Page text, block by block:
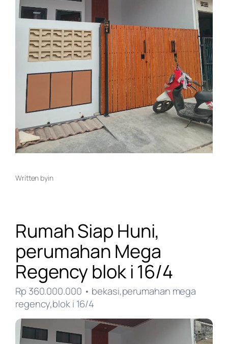
Written byin
Rumah Siap Huni,
perumahan Mega
Regency blok i 16/4
Rp 360.000.000 • bekasi,perumahan mega
regency,blok i 16/4